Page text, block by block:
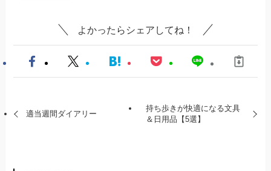
よかったらシェアしてね！
適当週間ダイアリー
持ち歩きが快適になる文具
＆日用品【5選】